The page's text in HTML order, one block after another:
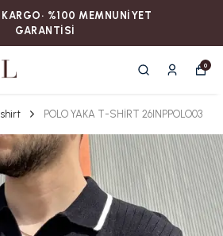
ㅤ‎‎‎‎‎‎‎‎• %100 MEMNUNİYET
GARANTİSİ
0
shirt POLO YAKA T-SHİRT 26INPPOLO03